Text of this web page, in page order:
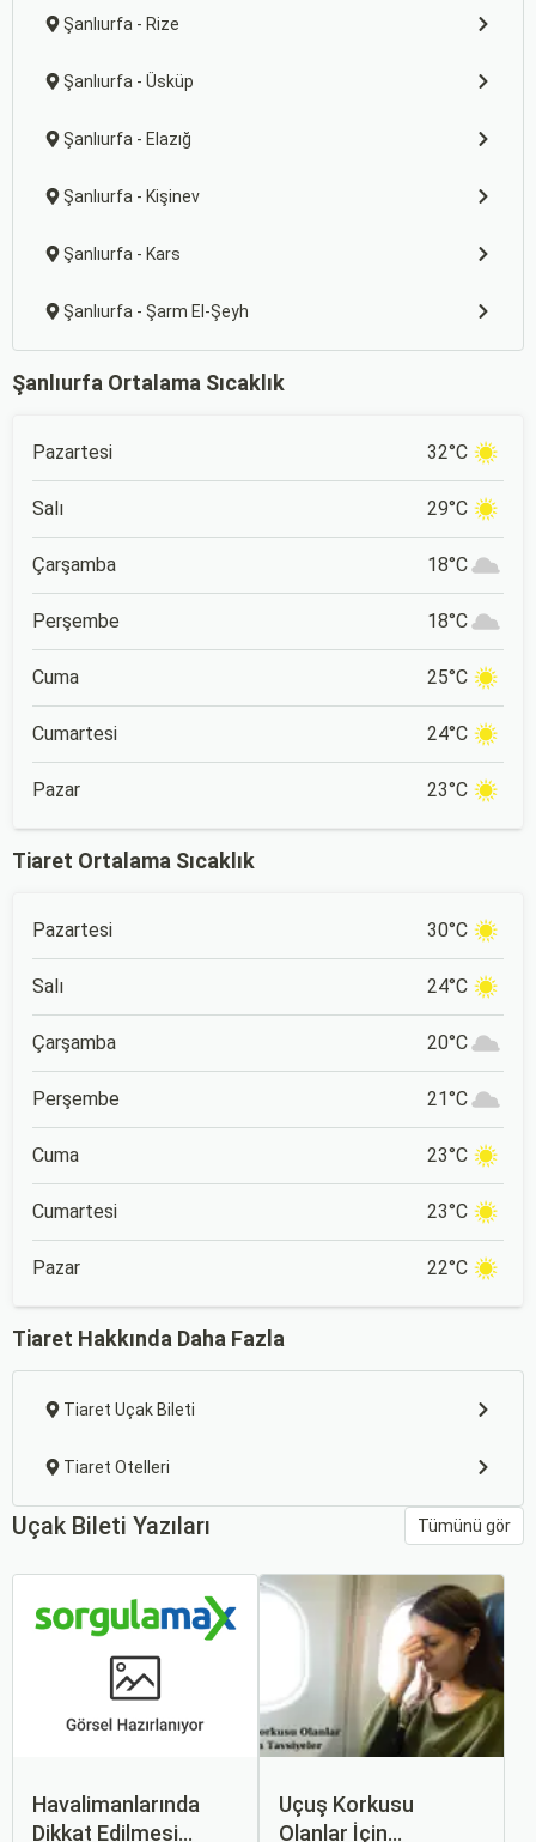
Şanlıurfa - Rize
Şanlıurfa - Üsküp
Şanlıurfa - Elazığ
Şanlıurfa - Kişinev
Şanlıurfa - Kars
Şanlıurfa - Şarm El-Şeyh
Şanlıurfa Ortalama Sıcaklık
Pazartesi 32°C
Salı 29°C
Çarşamba 18°C
Perşembe 18°C
Cuma 25°C
Cumartesi 24°C
Pazar 23°C
Tiaret Ortalama Sıcaklık
Pazartesi 30°C
Salı 24°C
Çarşamba 20°C
Perşembe 21°C
Cuma 23°C
Cumartesi 23°C
Pazar 22°C
Tiaret Hakkında Daha Fazla
Tiaret Uçak Bileti
Tiaret Otelleri
Uçak Bileti Yazıları Tümünü gör
Havalimanlarında
Dikkat Edilmesi
Uçuş Korkusu
Olanlar İçin